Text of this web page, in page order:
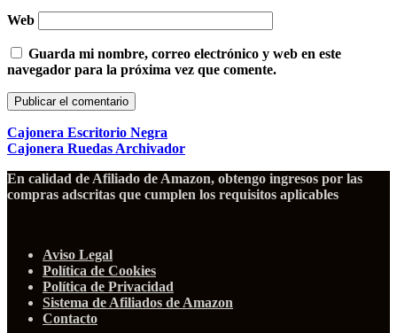
Web
Guarda mi nombre, correo electrónico y web en este
navegador para la próxima vez que comente.
Cajonera Escritorio Negra
Cajonera Ruedas Archivador
En calidad de Afiliado de Amazon, obtengo ingresos por las
compras adscritas que cumplen los requisitos aplicables
Aviso Legal
Política de Cookies
Política de Privacidad
Sistema de Afiliados de Amazon
Contacto